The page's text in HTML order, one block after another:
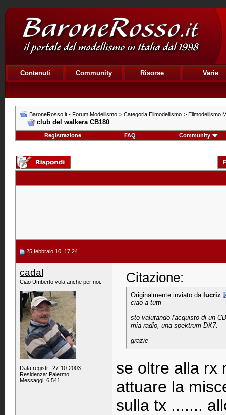
Contenuti Community Risorse Varie
BaroneRosso.it - Forum Modellismo > Categoria Elimodellismo > Elimodellismo
club del walkera CB180
Registrazione FAQ Community
25 febbraio 10, 17:24
cadal
Ciao Umberto vola anche per noi.
Data registr.: 27-10-2003
Residenza: Palermo
Messaggi: 6.541
Citazione:
Originalmente inviato da lucriz
ciao a tutti
sto valutando l'acquisto di un
mia radio, una spektrum DX7.
grazie
se oltre alla rx
attuare la
sulla tx .......